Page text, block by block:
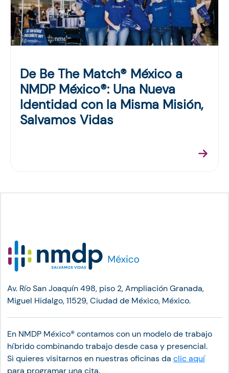
De Be The Match® México a
NMDP México®: Una Nueva
Identidad con la Misma Misión,
Salvamos Vidas
Av. Río San Joaquín 498, piso 2, Ampliación Granada,
Miguel Hidalgo, 11529, Ciudad de México, México.
En NMDP México®︎ contamos con un modelo de trabajo
híbrido combinando trabajo desde casa y presencial.
Si quieres visitarnos en nuestras oficinas da clic aquí
para programar una cita.